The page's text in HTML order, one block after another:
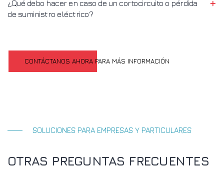
¿Qué debo hacer en caso de un cortocircuito o pérdida
de suministro eléctrico?
CONTÁCTANOS AHORA PARA MÁS INFORMACIÓN
SOLUCIONES PARA EMPRESAS Y PARTICULARES
OTRAS PREGUNTAS FRECUENTES